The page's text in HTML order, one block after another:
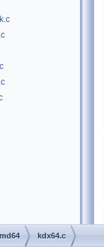
kdx64.c